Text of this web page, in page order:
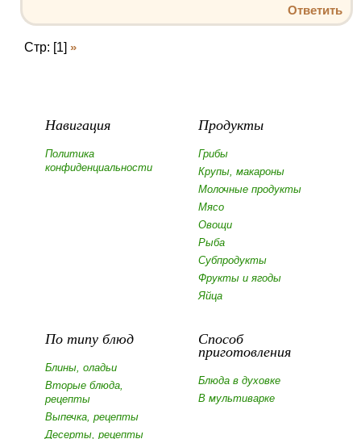
Ответить
Стр: [1] »
Навигация
Политика
конфиденциальности
Продукты
Грибы
Крупы, макароны
Молочные продукты
Мясо
Овощи
Рыба
Субпродукты
Фрукты и ягоды
Яйца
По типу блюд
Блины, оладьи
Вторые блюда,
рецепты
Выпечка, рецепты
Десерты, рецепты
Способ
приготовления
Блюда в духовке
В мультиварке